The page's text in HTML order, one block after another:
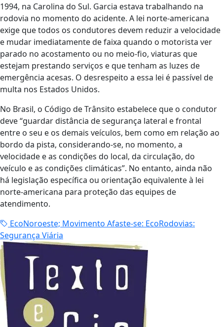
1994, na Carolina do Sul. Garcia estava trabalhando na
rodovia no momento do acidente. A lei norte-americana
exige que todos os condutores devem reduzir a velocidade
e mudar imediatamente de faixa quando o motorista ver
parado no acostamento ou no meio-fio, viaturas que
estejam prestando serviços e que tenham as luzes de
emergência acesas. O desrespeito a essa lei é passível de
multa nos Estados Unidos.
No Brasil, o Código de Trânsito estabelece que o condutor
deve “guardar distância de segurança lateral e frontal
entre o seu e os demais veículos, bem como em relação ao
bordo da pista, considerando-se, no momento, a
velocidade e as condições do local, da circulação, do
veículo e as condições climáticas”. No entanto, ainda não
há legislação específica ou orientação equivalente à lei
norte-americana para proteção das equipes de
atendimento.
EcoNoroeste; Movimento Afaste-se: EcoRodovias:
Segurança Viária